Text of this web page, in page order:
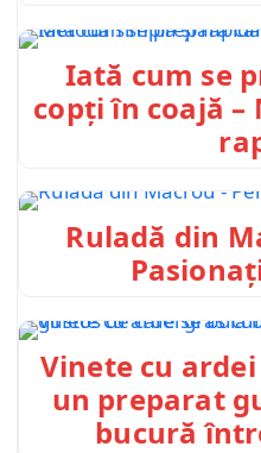
Iată cum se
copți în coajă –
Ruladă din
Vinete cu
un preparat
bucură